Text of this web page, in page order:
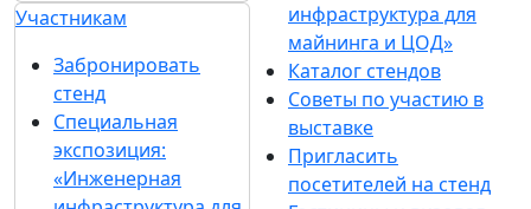
Участникам
Забронировать
стенд
Специальная
экспозиция:
«Инженерная
инфраструктура для
майнинга и ЦОД»
Каталог стендов
Советы по участию в
выставке
Пригласить
посетителей на стенд